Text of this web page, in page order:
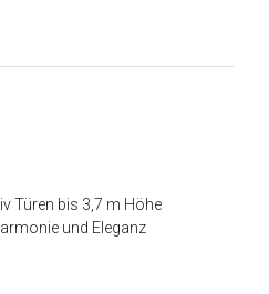
Türen bis 3,7 m Höhe
und Eleganz